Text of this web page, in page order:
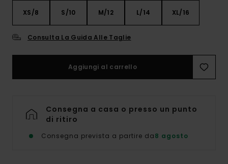
XS/8 S/10 M/12 L/14 XL/16
Consulta La Guida Alle Taglie
Aggiungi al carrello
Consegna a casa o presso un punto
di ritiro
Consegna prevista a partire da8 agosto